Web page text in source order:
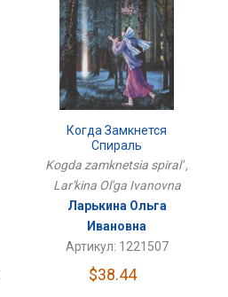
Когда Замкнется
Спираль
Kogda zamknetsia spiral' ,
Lar'kina Ol'ga Ivanovna
Ларькина Ольга
Ивановна
Артикул: 1221507
$38.44